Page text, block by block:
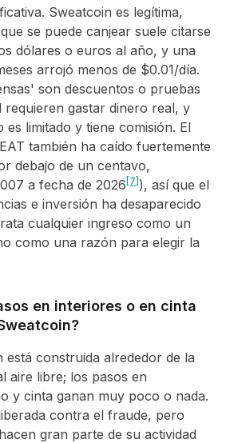
Sweatcoin es legítima,
se puede canjear suele citarse
dólares o euros al año, y una
arrojó menos de $0.01/día.
son descuentos o pruebas
requieren gastar dinero real, y
limitado y tiene comisión. El
también ha caído fuertemente
debajo de un centavo,
a fecha de 2026 [7] ), así que el
e inversión ha desaparecido
cualquier ingreso como un
como una razón para elegir la
en interiores o en cinta
está construida alrededor de la
aire libre; los pasos en
y cinta ganan muy poco o nada.
contra el fraude, pero
gran parte de su actividad